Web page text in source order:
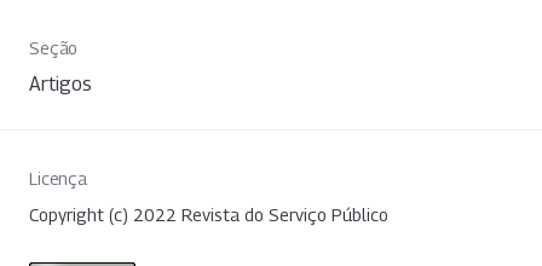
Seção
Artigos
Licença
Copyright (c) 2022 Revista do Serviço Público